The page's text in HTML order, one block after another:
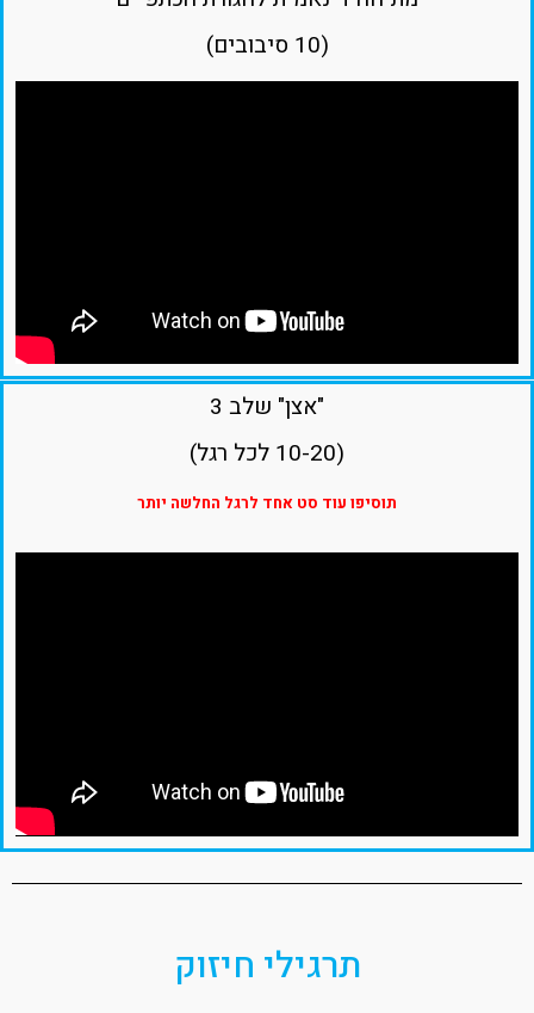
(10 סיבובים)
"אצן" שלב 3
(10-20 לכל רגל)
תוסיפו עוד סט אחד לרגל החלשה יותר
תרגילי חיזוק